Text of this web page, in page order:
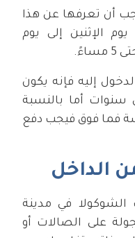
أن تعرفها عن هذا
الإثنين إلى يوم
إليه فإنه يكون
أما بالنسبة
فما فوق فيجب دفع
الداخل
في مدينة
على الصالات أو